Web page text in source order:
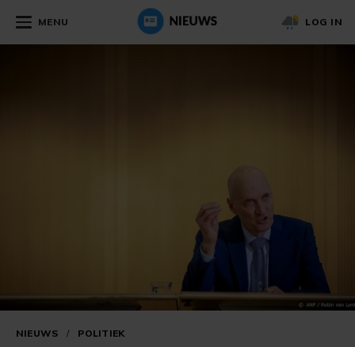
MENU LOG IN
NIEUWS / POLITIEK